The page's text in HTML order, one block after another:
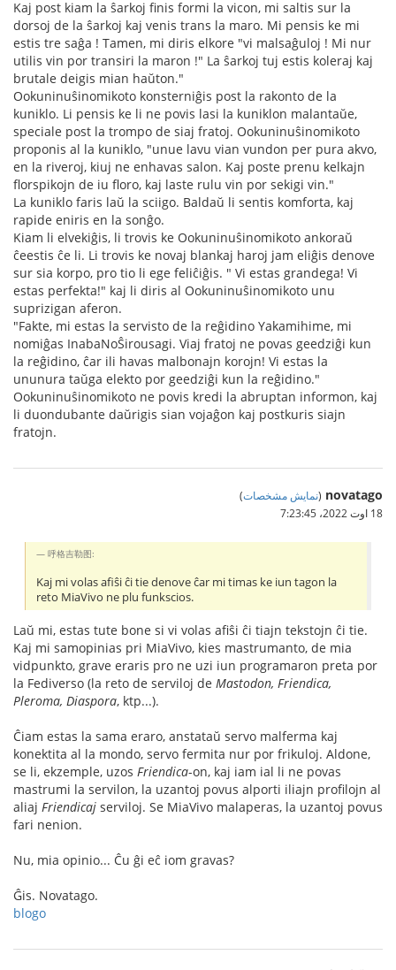
Kaj post kiam la ŝarkoj finis formi la vicon, mi saltis sur la
dorsoj de la ŝarkoj kaj venis trans la maro. Mi pensis ke mi
estis tre saĝa ! Tamen, mi diris elkore "vi malsaĝuloj ! Mi nur
utilis vin por transiri la maron !" La ŝarkoj tuj estis koleraj kaj
brutale deigis mian haŭton."
Ookuninuŝinomikoto konsterniĝis post la rakonto de la
kuniklo. Li pensis ke li ne povis lasi la kuniklon malantaŭe,
speciale post la trompo de siaj fratoj. Ookuninuŝinomikoto
proponis al la kuniklo, "unue lavu vian vundon per pura akvo,
en la riveroj, kiuj ne enhavas salon. Kaj poste prenu kelkajn
florspikojn de iu floro, kaj laste rulu vin por sekigi vin."
La kuniklo faris laŭ la sciigo. Baldaŭ li sentis komforta, kaj
rapide eniris en la sonĝo.
Kiam li elvekiĝis, li trovis ke Ookuninuŝinomikoto ankoraŭ
ĉeestis ĉe li. Li trovis ke novaj blankaj haroj jam eliĝis denove
sur sia korpo, pro tio li ege feliĉiĝis. " Vi estas grandega! Vi
estas perfekta!" kaj li diris al Ookuninuŝinomikoto unu
suprizigan aferon.
"Fakte, mi estas la servisto de la reĝidino Yakamihime, mi
nomiĝas InabaNoŜirousagi. Viaj fratoj ne povas geedziĝi kun
la reĝidino, ĉar ili havas malbonajn korojn! Vi estas la
ununura taŭga elekto por geedziĝi kun la reĝidino."
Ookuninuŝinomikoto ne povis kredi la abruptan informon, kaj
li duondubante daŭrigis sian vojaĝon kaj postkuris siajn
fratojn.
novatago
(نمایش مشخصات)
18 اوت 2022،‏ 7:23:45
呼格吉勒图:
Kaj mi volas afiŝi ĉi tie denove ĉar mi timas ke iun tagon la
reto MiaVivo ne plu funkscios.
Laŭ mi, estas tute bone si vi volas afiŝi ĉi tiajn tekstojn ĉi tie.
Kaj mi samopinias pri MiaVivo, kies mastrumanto, de mia
vidpunkto, grave eraris pro ne uzi iun programaron preta por
la Fediverso (la reto de serviloj de Mastodon, Friendica,
Pleroma, Diaspora, ktp...).
Ĉiam estas la sama eraro, anstataŭ servo malferma kaj
konektita al la mondo, servo fermita nur por frikuloj. Aldone,
se li, ekzemple, uzos Friendica-on, kaj iam ial li ne povas
mastrumi la servilon, la uzantoj povus alporti iliajn profilojn al
aliaj Friendicaj serviloj. Se MiaVivo malaperas, la uzantoj povus
fari nenion.
Nu, mia opinio... Ĉu ĝi eĉ iom gravas?
Ĝis. Novatago.
blogo